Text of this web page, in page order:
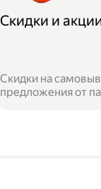
Скидки и
Скидки на
предложения от